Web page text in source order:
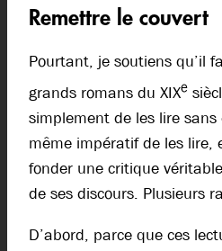
Remettre le couvert
Pourtant, je soutiens qu’il
grands romans du XIXe
simplement de les lire
même impératif de les lire,
fonder une critique
de ses discours. Plusieurs
D’abord, parce que ces